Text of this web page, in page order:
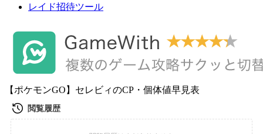
レイド招待ツール
【ポケモンGO】セレビィのCP・個体値早見表